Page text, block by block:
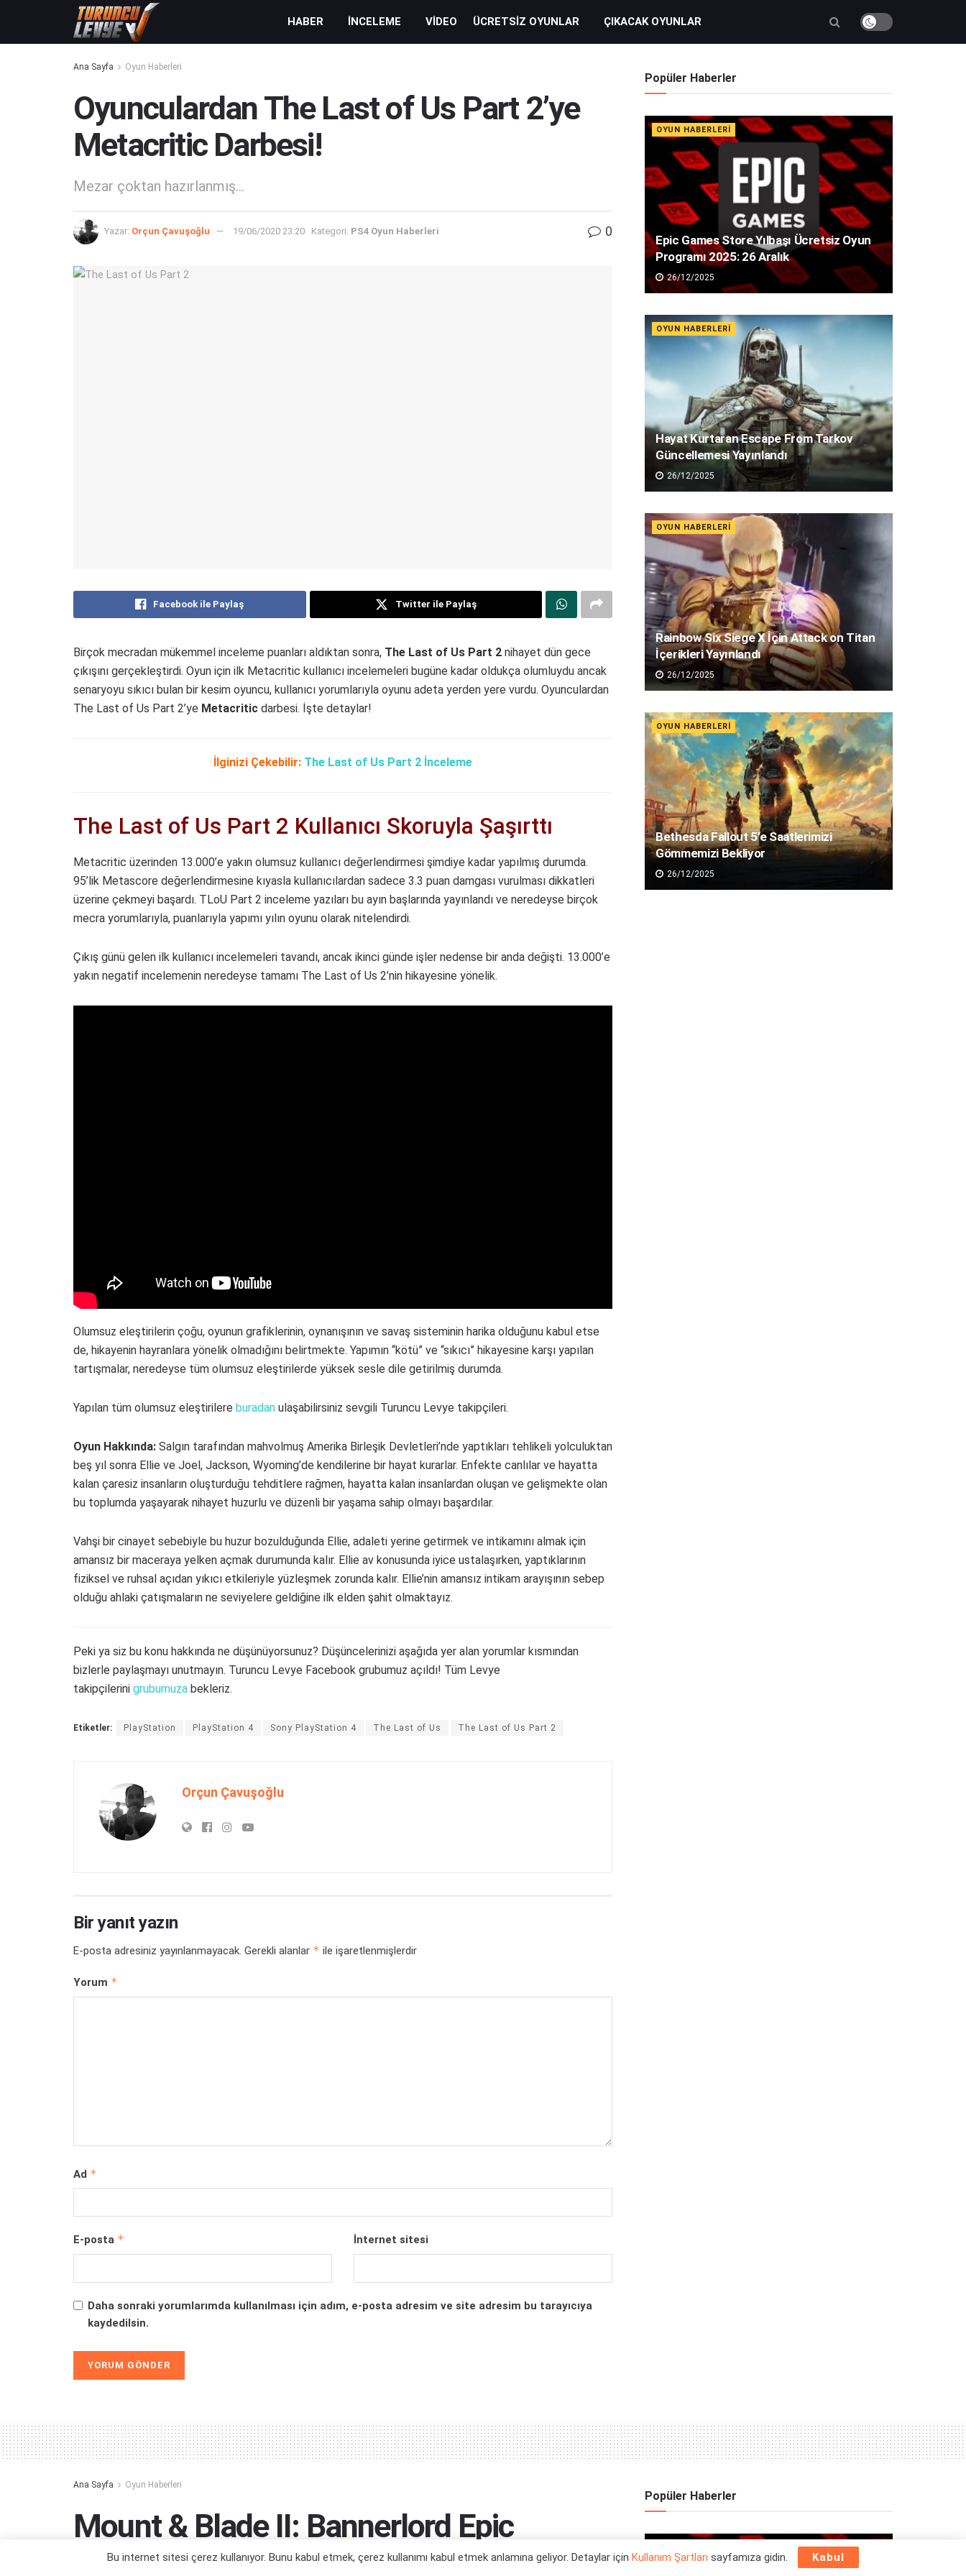
HABER İNCELEME VIDEO ÜCRETSIZ OYUNLAR ÇIKACAK OYUNLAR
Ana Sayfa Oyun Haberleri
Oyunculardan The Last of Us Part 2’ye
Metacritic Darbesi!
Mezar çoktan hazırlanmış...
Yazar: Orçun Çavuşoğlu 19/06/2020 23:20 Kategori: PS4 Oyun Haberleri 0
Facebook ile Paylaş Twitter ile Paylaş
Birçok mecradan mükemmel inceleme puanları aldıktan sonra, The Last of Us Part 2 nihayet dün gece
çıkışını gerçekleştirdi. Oyun için ilk Metacritic kullanıcı incelemeleri bugüne kadar oldukça olumluydu ancak
senaryoyu sıkıcı bulan bir kesim oyuncu, kullanıcı yorumlarıyla oyunu adeta yerden yere vurdu. Oyunculardan
The Last of Us Part 2’ye Metacritic darbesi. İşte detaylar!
İlginizi Çekebilir: The Last of Us Part 2 İnceleme
The Last of Us Part 2 Kullanıcı Skoruyla Şaşırttı
Metacritic üzerinden 13.000’e yakın olumsuz kullanıcı değerlendirmesi şimdiye kadar yapılmış durumda.
95’lik Metascore değerlendirmesine kıyasla kullanıcılardan sadece 3.3 puan damgası vurulması dikkatleri
üzerine çekmeyi başardı. TLoU Part 2 inceleme yazıları bu ayın başlarında yayınlandı ve neredeyse birçok
mecra yorumlarıyla, puanlarıyla yapımı yılın oyunu olarak nitelendirdi.
Çıkış günü gelen ilk kullanıcı incelemeleri tavandı, ancak ikinci günde işler nedense bir anda değişti. 13.000’e
yakın negatif incelemenin neredeyse tamamı The Last of Us 2’nin hikayesine yönelik.
Olumsuz eleştirilerin çoğu, oyunun grafiklerinin, oynanışının ve savaş sisteminin harika olduğunu kabul etse
de, hikayenin hayranlara yönelik olmadığını belirtmekte. Yapımın “kötü” ve “sıkıcı” hikayesine karşı yapılan
tartışmalar, neredeyse tüm olumsuz eleştirilerde yüksek sesle dile getirilmiş durumda.
Yapılan tüm olumsuz eleştirilere buradan ulaşabilirsiniz sevgili Turuncu Levye takipçileri.
Oyun Hakkında: Salgın tarafından mahvolmuş Amerika Birleşik Devletleri’nde yaptıkları tehlikeli yolculuktan
beş yıl sonra Ellie ve Joel, Jackson, Wyoming’de kendilerine bir hayat kurarlar. Enfekte canlılar ve hayatta
kalan çaresiz insanların oluşturduğu tehditlere rağmen, hayatta kalan insanlardan oluşan ve gelişmekte olan
bu toplumda yaşayarak nihayet huzurlu ve düzenli bir yaşama sahip olmayı başardılar.
Vahşi bir cinayet sebebiyle bu huzur bozulduğunda Ellie, adaleti yerine getirmek ve intikamını almak için
amansız bir maceraya yelken açmak durumunda kalır. Ellie av konusunda iyice ustalaşırken, yaptıklarının
fiziksel ve ruhsal açıdan yıkıcı etkileriyle yüzleşmek zorunda kalır. Ellie’nin amansız intikam arayışının sebep
olduğu ahlaki çatışmaların ne seviyelere geldiğine ilk elden şahit olmaktayız.
Peki ya siz bu konu hakkında ne düşünüyorsunuz? Düşüncelerinizi aşağıda yer alan yorumlar kısmından
bizlerle paylaşmayı unutmayın. Turuncu Levye Facebook grubumuz açıldı! Tüm Levye
takipçilerini grubumuza bekleriz.
Etiketler: PlayStation PlayStation 4 Sony PlayStation 4 The Last of Us The Last of Us Part 2
Orçun Çavuşoğlu
Bir yanıt yazın
E-posta adresiniz yayınlanmayacak. Gerekli alanlar * ile işaretlenmişlerdir
Yorum *
Ad *
E-posta * İnternet sitesi
Daha sonraki yorumlarımda kullanılması için adım, e-posta adresim ve site adresim bu tarayıcıya
kaydedilsin.
Popüler Haberler
OYUN HABERLERI
Epic Games Store Yılbaşı Ücretsiz Oyun
Programı 2025: 26 Aralık
26/12/2025
OYUN HABERLERI
Hayat Kurtaran Escape From Tarkov
Güncellemesi Yayınlandı
26/12/2025
OYUN HABERLERI
Rainbow Six Siege X İçin Attack on Titan
İçerikleri Yayınlandı
26/12/2025
OYUN HABERLERI
Bethesda Fallout 5’e Saatlerimizi
Gömmemizi Bekliyor
26/12/2025
Ana Sayfa Oyun Haberleri
Mount & Blade II: Bannerlord Epic
Games için Yayınlandı! Fırsatı
Popüler Haberler
Bu internet sitesi çerez kullanıyor. Bunu kabul etmek, çerez kullanımı kabul etmek anlamına geliyor. Detaylar için Kullanım Şartları sayfamıza gidin. Kabul